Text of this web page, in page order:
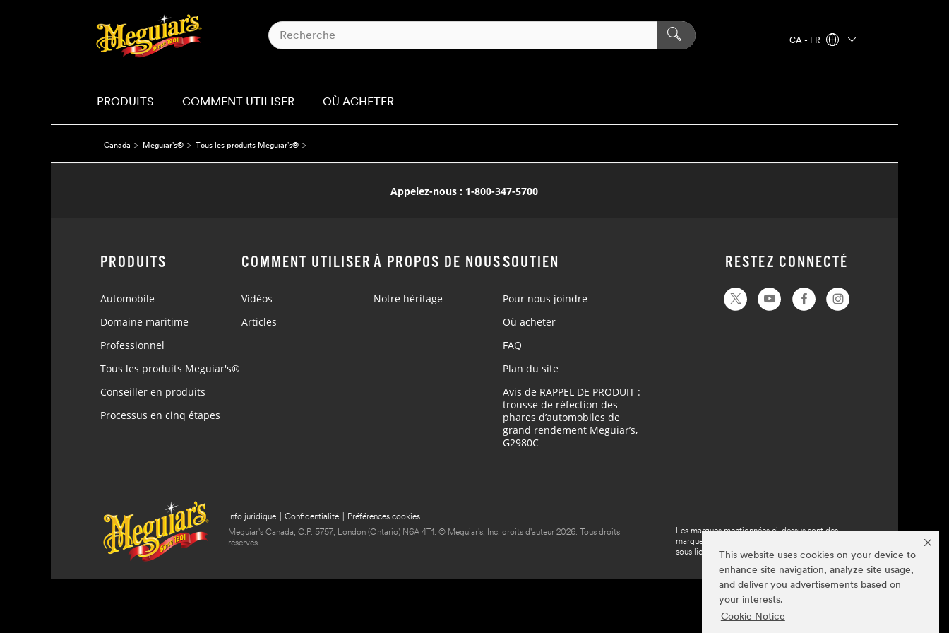
This website uses cookies on your device to
enhance site navigation, analyze site usage,
and deliver you advertisements based on
your interests.
Cookie Notice
CA - FR
PRODUITS COMMENT UTILISER OÙ ACHETER
Canada Meguiar's® Tous les produits Meguiar's®
Appelez-nous : 1-800-347-5700
PRODUITS
Automobile
Domaine maritime
Professionnel
Tous les produits Meguiar's®
Conseiller en produits
Processus en cinq étapes
COMMENT UTILISER
Vidéos
Articles
À PROPOS DE NOUS
Notre héritage
SOUTIEN
Pour nous joindre
Où acheter
FAQ
Plan du site
Avis de RAPPEL DE PRODUIT :
trousse de réfection des
phares d’automobiles de
grand rendement Meguiar’s,
G2980C
Info juridique Confidentialité
Préférences cookies
Meguiar's Canada, C.P. 5757, London (Ontario) N6A 4T1. © Meguiar's, Inc. droits d'auteur 2026. Tous droits
réservés.
RESTEZ CONNECTÉ
Les marques mentionnées ci-dessus sont des
marques de commerce de Meguiar's, utilisées
sous licence au Canada.